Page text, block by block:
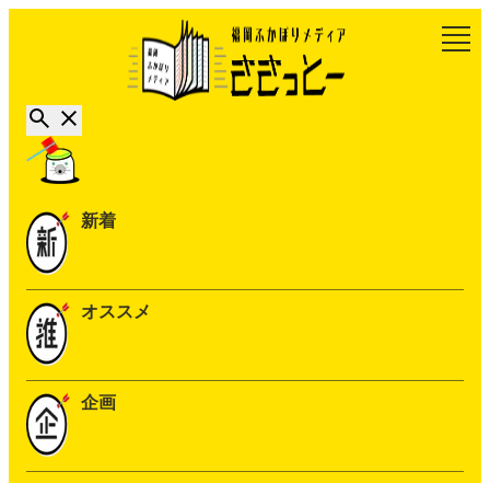
新着
オススメ
企画